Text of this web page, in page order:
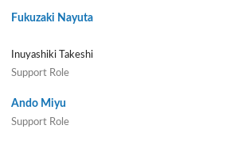
Fukuzaki Nayuta
Inuyashiki Takeshi
Support Role
Ando Miyu
Support Role